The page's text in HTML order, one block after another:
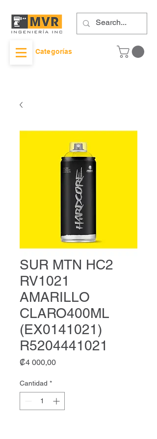
Categorías
SUR MTN HC2
RV1021
AMARILLO
CLARO400ML
(EX0141021)
R5204441021
₡4 000,00Precio
Cantidad *